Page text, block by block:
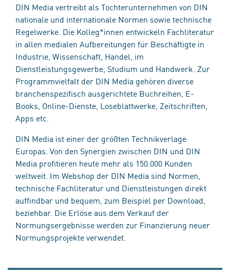
DIN Media vertreibt als Tochterunternehmen von DIN
nationale und internationale Normen sowie technische
Regelwerke. Die Kolleg*innen entwickeln Fachliteratur
in allen medialen Aufbereitungen für Beschäftigte in
Industrie, Wissenschaft, Handel, im
Dienstleistungsgewerbe, Studium und Handwerk. Zur
Programmvielfalt der DIN Media gehören diverse
branchenspezifisch ausgerichtete Buchreihen, E-
Books, Online-Dienste, Loseblattwerke, Zeitschriften,
Apps etc.
DIN Media ist einer der größten Technikverlage
Europas. Von den Synergien zwischen DIN und DIN
Media profitieren heute mehr als 150.000 Kunden
weltweit. Im Webshop der DIN Media sind Normen,
technische Fachliteratur und Dienstleistungen direkt
auffindbar und bequem, zum Beispiel per Download,
beziehbar. Die Erlöse aus dem Verkauf der
Normungsergebnisse werden zur Finanzierung neuer
Normungsprojekte verwendet.